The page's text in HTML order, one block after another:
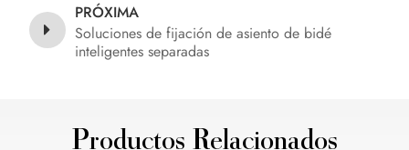
PRÓXIMA
Soluciones de fijación de asiento de bidé
inteligentes separadas
Productos Relacionados